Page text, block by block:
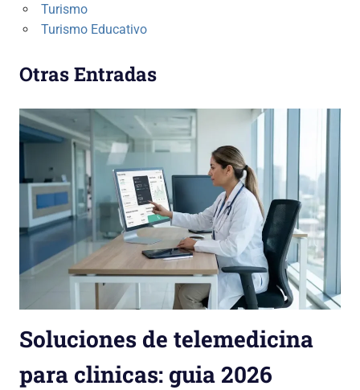
Turismo
Turismo Educativo
Otras Entradas
Soluciones de telemedicina
para clinicas: guia 2026